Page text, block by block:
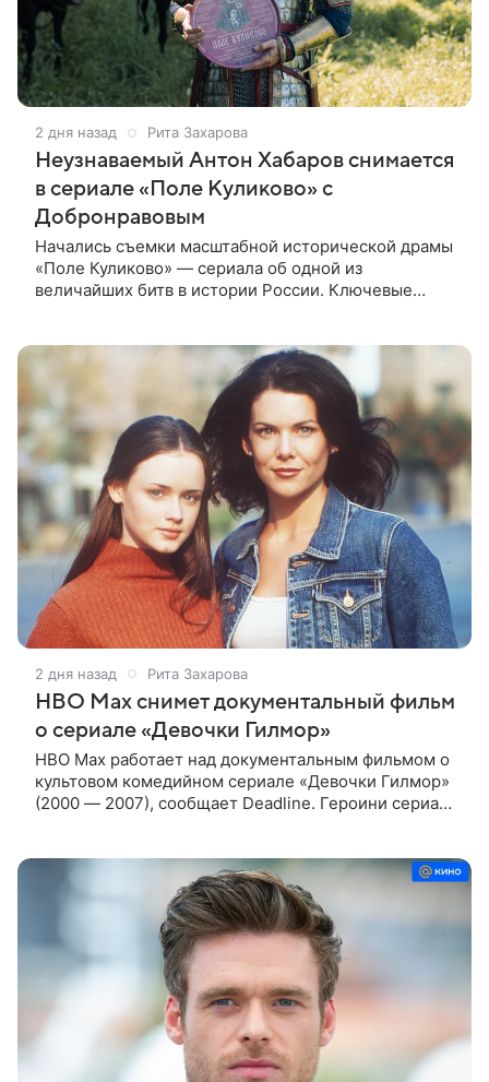
2 дня назад Рита Захарова
Неузнаваемый Антон Хабаров снимается
в сериале «Поле Куликово» с
Добронравовым
Начались съемки масштабной исторической драмы
«Поле Куликово» — сериала об одной из
величайших битв в истории России. Ключевые
2 дня назад Рита Захарова
HBO Max снимет документальный фильм
о сериале «Девочки Гилмор»
HBO Max работает над документальным фильмом о
культовом комедийном сериале «Девочки Гилмор»
(2000 — 2007), сообщает Deadline. Героини сериала